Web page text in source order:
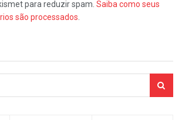
para reduzir spam. Saiba como seus
são processados